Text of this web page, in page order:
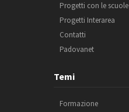
Progetti con le scuole
Progetti Interarea
Contatti
Padovanet
Temi
Formazione